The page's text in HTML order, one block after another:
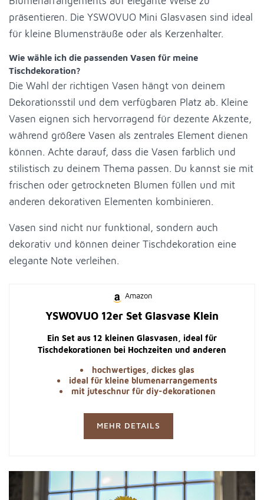
präsentieren. Die YSWOVUO Mini Glasvasen sind ideal
für kleine Blumensträuße oder als Kerzenhalter.
Wie wähle ich die passenden Vasen für meine
Tischdekoration?
Die Wahl der richtigen Vasen hängt von deinem
Dekorationsstil und dem verfügbaren Platz ab. Kleine
Vasen eignen sich hervorragend für dezente Akzente,
während größere Vasen als zentrales Element dienen
können. Achte darauf, dass die Vasen farblich und
stilistisch zu deinem Thema passen. Du kannst sie mit
frischen oder getrockneten Blumen füllen und mit
anderen dekorativen Elementen kombinieren.
Vasen sind nicht nur funktional, sondern auch
dekorativ und können deiner Tischdekoration eine
elegante Note verleihen.
Amazon
YSWOVUO 12er Set Glasvase Klein
Ein Set aus 12 kleinen Glasvasen, ideal für
Tischdekorationen bei Hochzeiten und anderen
wiederverwendbar.
hochwertiges, dickes glas
ideal für kleine blumenarrangements
mit juteschnur für diy-dekorationen
MEHR DETAILS